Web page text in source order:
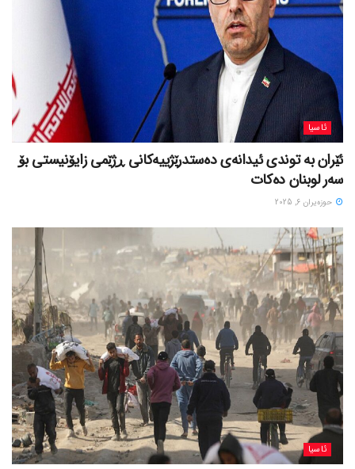
ئاسیا
ئێران بە توندی ئیدانەی دەستدرێژییەکانی ڕژێمی زایۆنیستی بۆ
سەر لوبنان دەکات
حوزه‌یران 6, 2025
ئاسیا